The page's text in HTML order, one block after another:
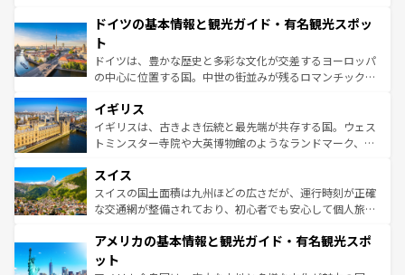
せる。地方によって風土や気候が異なるスペインはその個
ンテンツ一覧 を参照してほしい。
で、幅広い魅力が詰まっている。華麗な宮殿、歴史的な大
聖堂、美しいビーチ、そして豊かな自然が、訪れる者を心
から魅了する。また、フランスは美食の国としても知ら
れ、フランス料理はユネスコ無形文化遺産にも登録されて
香り高いラベンダー畑など、多彩な楽しみ方が可能だ。さ
らに、パリ以外の地域にも魅力が溢れており、どの街角に
も豊かな歴史と文化が息づいている。パリ以外の個性あふ
を参照してほしい。
ドイツの基本情報と観光ガイド・有名観光スポッ
ト
ドイツは、豊かな歴史と多彩な文化が交差するヨーロッパ
の中心に位置する国。中世の街並みが残るロマンチック街
顔を持つこの国は、どこを歩いても飽きることがない。ベ
ルリンの文化的活気、バイエルン州のアルプスの絶景、そ
してライン川沿いのワイン畑といった風景は必見。ビール
は、お酒好きな人にはぜひ体験してほしい。 なお、新着の
ドイツ情報はコンテンツ一覧を参照してほしい。
イギリス
イギリスは、古きよき伝統と最先端が共存する国。ウェス
トミンスター寺院や大英博物館のようなランドマーク、歴
リアごとに異なる魅力がある。また、優雅なアフタヌーン
ティー、ビール好きにはたまらない英国パブ、サッカー観
戦など、本場だからこそできる体験も豊富。イギリスを旅
ンツ一覧を参照してほしい。
スイス
スイスの国土面積は九州ほどの広さだが、運行時刻が正確
な交通網が整備されており、初心者でも安心して個人旅行
の建物がそのまま残る町や、スイスならではのユニークな
博物館もあり、アルプス観光だけでなく町歩きも満喫する
アメリカの基本情報と観光ガイド・有名観光スポ
ット